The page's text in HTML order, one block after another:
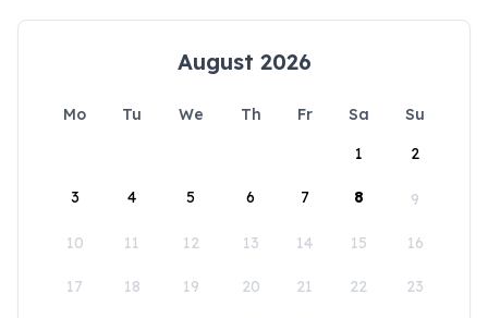
August 2026
Mo Tu We Th Fr Sa
Su
1
2
3 4 5 6 7 8 9
10 11 12 13 14 15 16
17 18 19 20 21 22 23